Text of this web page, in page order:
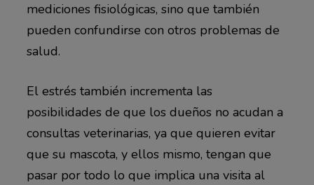
mediciones fisiológicas, sino que también
pueden confundirse con otros problemas de
salud.
El estrés también incrementa las
posibilidades de que los dueños no acudan a
consultas veterinarias, ya que quieren evitar
que su mascota, y ellos mismo, tengan que
pasar por todo lo que implica una visita al